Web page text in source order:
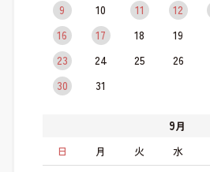
9
10 11 12
16
17 18 19
23
24 25 26
30
31
9月
日
月 火 水